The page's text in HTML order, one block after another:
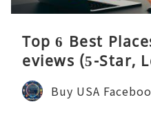
Top 6 Best
eviews (5-Star,
Buy USA